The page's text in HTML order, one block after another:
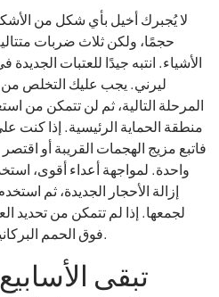
لا يُجبرك أخيل بأي شكل من
حجمًا، ولكن ثلاث ضربات
الأشياء. انتبه جيدًا للعتبات
ليرني. يجب عليك التخلص من
المرحلة التالية، ثم لن تتمكن من
منطقة الحماية الرئيسية. إذا كنت
فاتبع مزيج الهجمات القريبة أو
واحدة. لمواجهة أعداء أقوى،
إزالة الأحجار الجديدة، ثم
لجمعها. إذا لم تتمكن من تحديد
فوق الحمم البركانية (يحدث ذلك)، فلا داعي للذعر.
تبقى